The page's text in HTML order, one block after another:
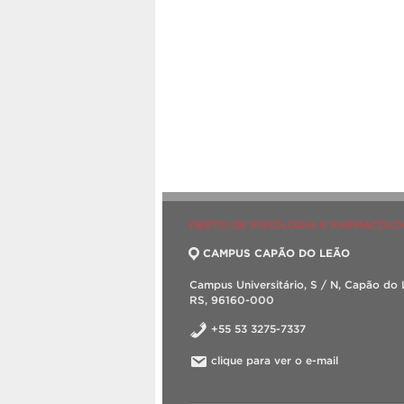
DEPTO DE FISIOLOGIA E
CAMPUS CAPÃO DO LEÃO
Campus Universitário, S / N, Capão do
RS, 96160-000
+55 53 3275-7337
clique para ver o e-mail